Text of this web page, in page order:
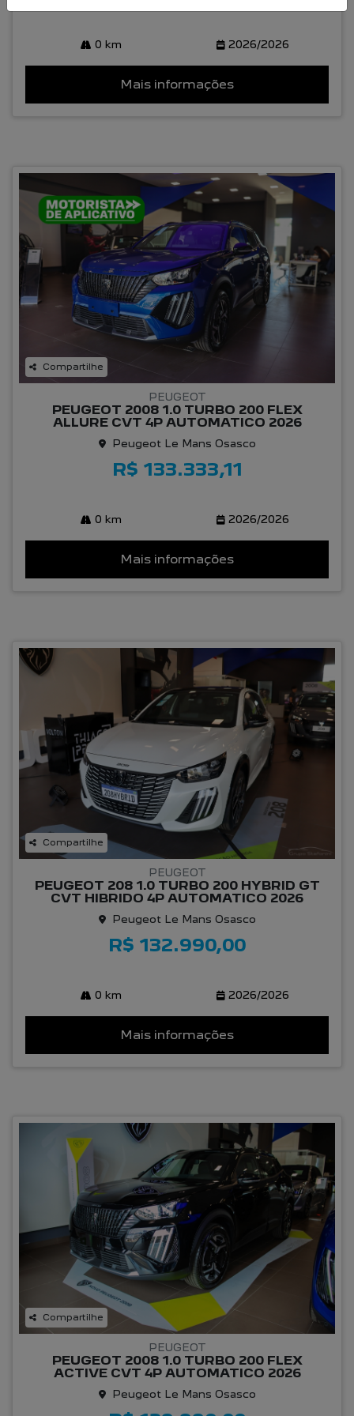
0 km 2026/2026
Mais informações
Compartilhe
PEUGEOT
PEUGEOT 2008 1.0 TURBO 200 FLEX
ALLURE CVT 4P AUTOMATICO 2026
Peugeot Le Mans Osasco
R$ 133.333,11
0 km 2026/2026
Mais informações
Compartilhe
PEUGEOT
PEUGEOT 208 1.0 TURBO 200 HYBRID GT
CVT HIBRIDO 4P AUTOMATICO 2026
Peugeot Le Mans Osasco
R$ 132.990,00
0 km 2026/2026
Mais informações
Compartilhe
PEUGEOT
PEUGEOT 2008 1.0 TURBO 200 FLEX
ACTIVE CVT 4P AUTOMATICO 2026
Peugeot Le Mans Osasco